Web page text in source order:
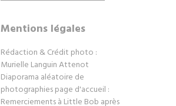
Mentions légales
Rédaction & Crédit photo :
Murielle Languin Attenot
Diaporama aléatoire de
photographies page d'accueil :
Remerciements à Little Bob après